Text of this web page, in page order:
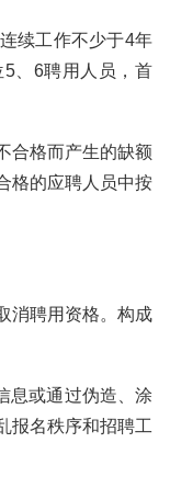
续工作不少于4年
5、6聘用人员，首
合格而产生的缺额
格的应聘人员中按
消聘用资格。构成
息或通过伪造、涂
报名秩序和招聘工